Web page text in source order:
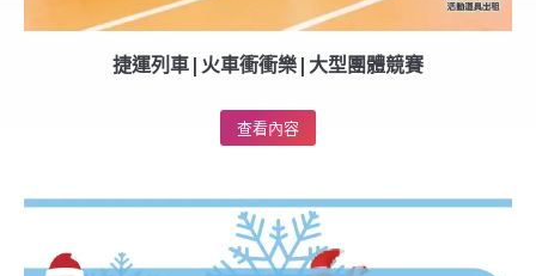
捷運列車|火車衝衝樂|大型團體競賽
查看內容